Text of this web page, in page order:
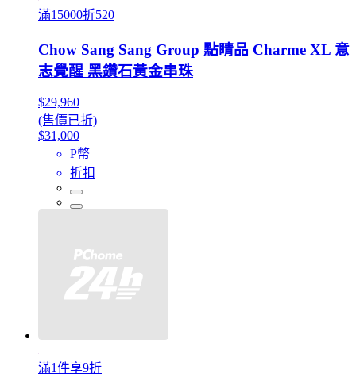
滿15000折520
Chow Sang Sang Group 點睛品 Charme XL 意
志覺醒 黑鑽石黃金串珠
$29,960
(售價已折)
$31,000
P幣
折扣
滿1件享9折